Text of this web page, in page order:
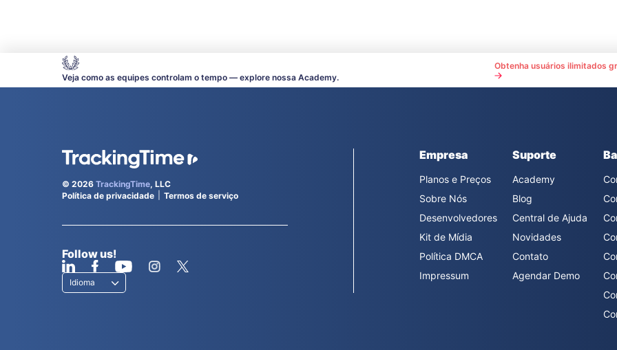
Veja como as equipes controlam o tempo — explore nossa Academy.
Obtenha usuários ilimitados
© 2026 TrackingTime, LLC
Política de privacidade
Termos de serviço
Follow us!
Idioma
Empresa
Planos e Preços
Sobre Nós
Desenvolvedores
Kit de Mídia
Política DMCA
Impressum
Suporte
Academy
Blog
Central de Ajuda
Novidades
Contato
Agendar Demo